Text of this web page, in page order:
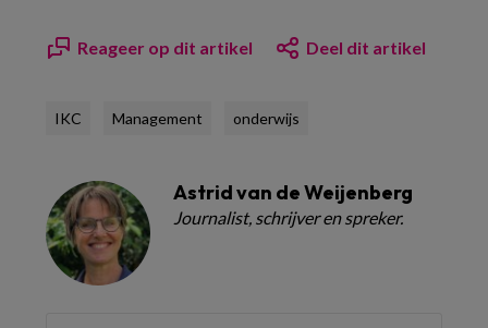
Reageer op dit artikel Deel dit artikel
IKC Management onderwijs
Astrid van de Weijenberg
Journalist, schrijver en spreker.